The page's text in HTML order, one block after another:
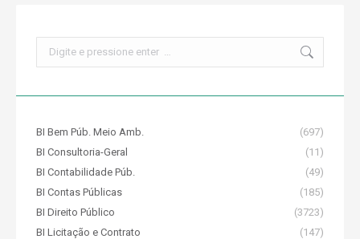
BI Bem Púb. Meio Amb.
(697)
BI Consultoria-Geral
(11)
BI Contabilidade Púb.
(49)
BI Contas Públicas
(185)
BI Direito Público
(3723)
BI Licitação e Contrato
(147)